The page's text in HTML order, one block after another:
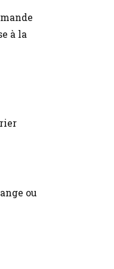
à la
ou